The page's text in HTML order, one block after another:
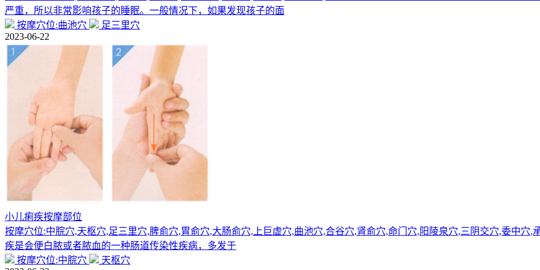
严重，所以非常影响孩子的睡眠。一般情况下，如果发现孩子的面
按摩穴位:曲池穴
足三里穴
2023-06-22
小儿痢疾按摩部位
按摩穴位:中脘穴,天枢穴,足三里穴,脾俞穴,胃俞穴,大肠俞穴,上巨虚穴,曲池穴,合谷穴,肾俞穴,命门穴,阳陵泉穴,三阴交穴,委中穴
疾是会便白脓或者脓血的一种肠道传染性疾病，多发于
按摩穴位:中脘穴
天枢穴